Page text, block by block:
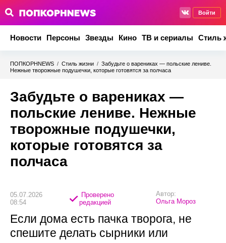
Войти
Новости Персоны Звезды Кино ТВ и сериалы Стиль
ПОПКОРНNEWS / Стиль жизни / Забудьте о варениках — польские лениве.
Нежные творожные подушечки, которые готовятся за полчаса
Забудьте о варениках —
польские лениве. Нежные
творожные подушечки,
которые готовятся за
полчаса
05.07.2026
08:54
Проверено
редакцией
Автор:
Ольга Мороз
Если дома есть пачка творога, не
спешите делать сырники или